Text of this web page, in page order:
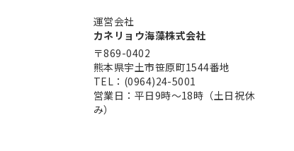
運営会社
カネリョウ海藻株式会社
〒869-0402
熊本県宇土市笹原町1544番地
TEL：(0964)24-5001
営業日：平日9時～18時（土日祝休
み）